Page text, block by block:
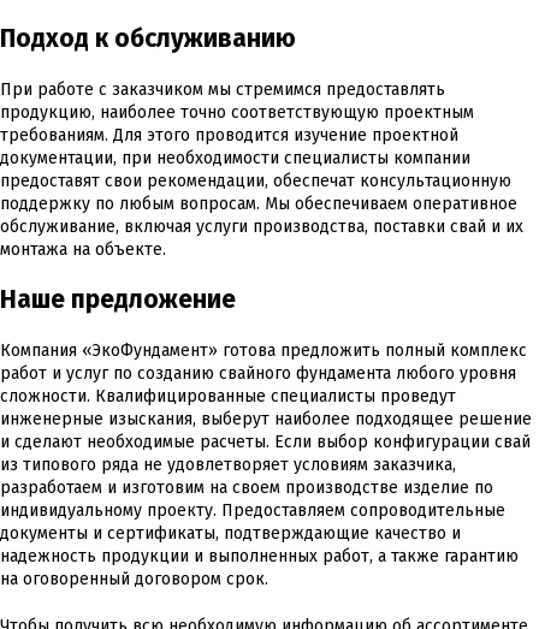
Подход к обслуживанию
При работе с заказчиком мы стремимся предоставлять
продукцию, наиболее точно соответствующую проектным
требованиям. Для этого проводится изучение проектной
документации, при необходимости специалисты компании
предоставят свои рекомендации, обеспечат консультационную
поддержку по любым вопросам. Мы обеспечиваем оперативное
обслуживание, включая услуги производства, поставки свай и их
монтажа на объекте.
Наше предложение
Компания «ЭкоФундамент» готова предложить полный комплекс
работ и услуг по созданию свайного фундамента любого уровня
сложности. Квалифицированные специалисты проведут
инженерные изыскания, выберут наиболее подходящее решение
и сделают необходимые расчеты. Если выбор конфигурации свай
из типового ряда не удовлетворяет условиям заказчика,
разработаем и изготовим на своем производстве изделие по
индивидуальному проекту. Предоставляем сопроводительные
документы и сертификаты, подтверждающие качество и
надежность продукции и выполненных работ, а также гарантию
на оговоренный договором срок.